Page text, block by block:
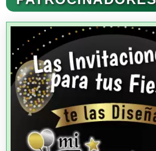
Agencias Aduanales
Agencias de Autos
Agencias de Cobranza
Agencias de Colocación